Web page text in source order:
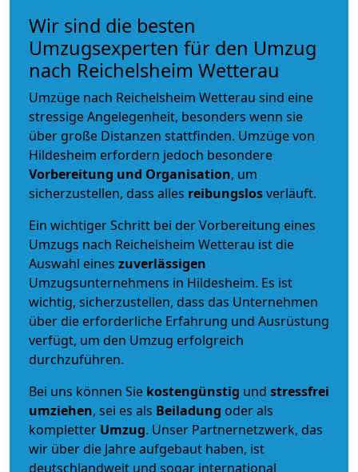
Wir sind die besten
Umzugsexperten für den Umzug
nach Reichelsheim Wetterau
Umzüge nach Reichelsheim Wetterau sind eine
stressige Angelegenheit, besonders wenn sie
über große Distanzen stattfinden. Umzüge von
Hildesheim erfordern jedoch besondere
Vorbereitung und Organisation, um
sicherzustellen, dass alles reibungslosverläuft.
Ein wichtiger Schritt bei der Vorbereitung eines
Umzugs nach Reichelsheim Wetterau ist die
Auswahl eines zuverlässigen
Umzugsunternehmens in Hildesheim. Es ist
wichtig, sicherzustellen, dass das Unternehmen
über die erforderliche Erfahrung und Ausrüstung
verfügt, um den Umzug erfolgreich
durchzuführen.
Bei uns können Sie kostengünstig und stressfrei
umziehen, sei es als Beiladung oder als
kompletter Umzug. Unser Partnernetzwerk, das
wir über die Jahre aufgebaut haben, ist
deutschlandweit und sogar international